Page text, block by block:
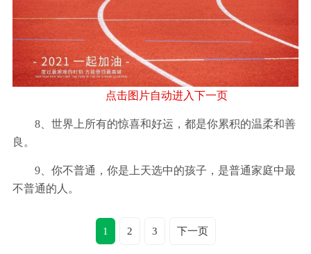
点击图片自动进入下一页
8、世界上所有的惊喜和好运，都是你累积的温柔和善
良。
9、你不普通，你是上天选中的孩子，是普通家庭中最
不普通的人。
1 2 3 下一页